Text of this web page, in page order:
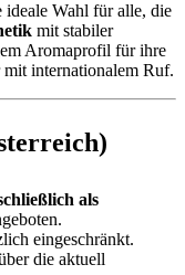
ideale Wahl für alle, die
mit stabiler
Aromaprofil für ihre
internationalem Ruf.
als
eingeschränkt.
die aktuell